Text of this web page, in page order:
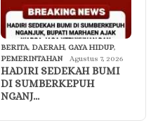
BERITA, DAERAH, GAYA HIDUP,
PEMERINTAHAN
Agustus 7, 2026
HADIRI SEDEKAH BUMI
DI SUMBERKEPUH
NGANJ…